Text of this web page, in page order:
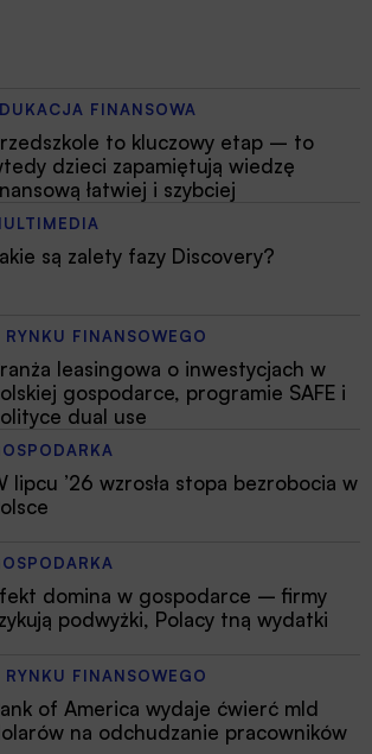
FINANSOWA
to kluczowy etap – to
dzieci zapamiętują wiedzę
łatwiej i szybciej
są zalety fazy Discovery?
RYNKU FINANSOWEGO
leasingowa o inwestycjach w
gospodarce, programie SAFE i
dual use
lipcu ’26 wzrosła stopa bezrobocia w
domina w gospodarce – firmy
podwyżki, Polacy tną wydatki
RYNKU FINANSOWEGO
of America wydaje ćwierć mld
na odchudzanie pracowników